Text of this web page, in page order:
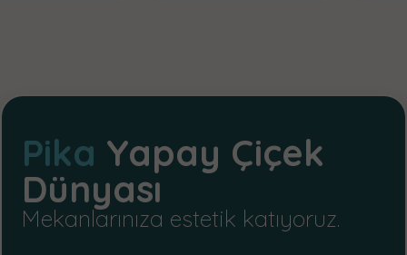
Pika Yapay Çiçek
Dünyası
Mekanlarınıza estetik katıyoruz.